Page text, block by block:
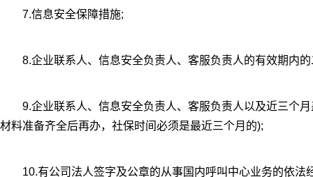
7.信息安全保障措施;
8.企业联系人、信息安全负责人、客服负责人的有效期内的
9.企业联系人、信息安全负责人、客服负责人以及近三个月
材料准备齐全后再办，社保时间必须是最近三个月的);
10.有公司法人签字及公章的从事国内呼叫中心业务的依法